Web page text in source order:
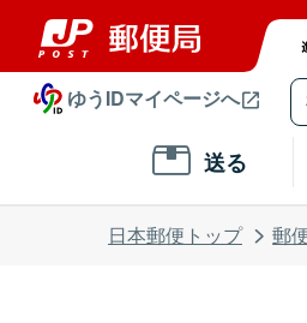
ゆうIDマイページへ
送る
日本郵便トップ 郵